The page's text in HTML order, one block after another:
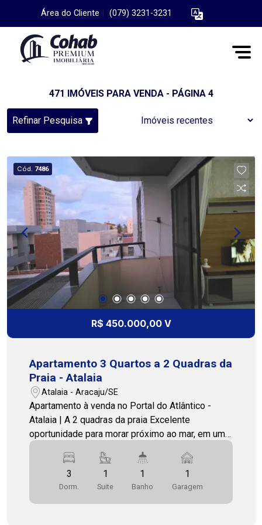
Área do Cliente (079) 3231-3231
471 IMÓVEIS PARA VENDA - PÁGINA 4
Refinar Pesquisa
Cód. 7486
R$ 450.000,00 V
Apartamento 3 Quartos a 2 Quadras da
Praia - Atalaia
Atalaia - Aracaju/SE
Apartamento à venda no Portal do Atlântico -
Atalaia | A 2 quadras da praia Excelente
oportunidade para morar próximo ao mar, em um
apartamento amplo e bem distribuído, ideal para
quem busca conforto e qualidade de vida.
Localizado na Atalaia, a apenas 2 quadras da
praia, em uma região valorizada e com fácil
acesso a comércios e serviços. Características
3
Dorm.
1
Suite
1
Banho
1
Garagem